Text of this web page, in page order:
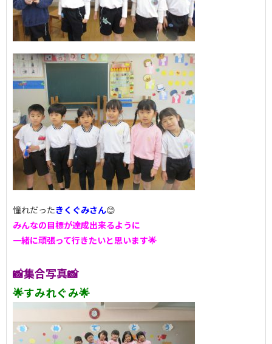
憧れだったきくぐみさん😊
みんなの目標が達成出来るように
一緒に頑張って行きたいと思います🌟
📸集合写真📸
🌟すみれぐみ🌟